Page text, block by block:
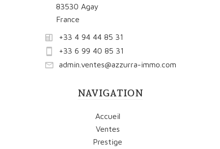
83530 Agay
France
+33 4 94 44 85 31
+33 6 99 40 85 31
admin.ventes@azzurra-immo.com
NAVIGATION
Accueil
Ventes
Prestige